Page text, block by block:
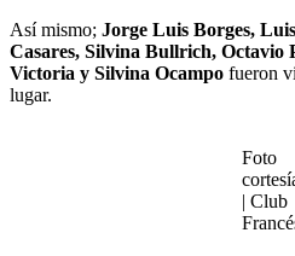
Así mismo; Jorge Luis Borges,
Casares, Silvina Bullrich, Octavio
Victoria y Silvina Ocampo fueron
lugar.
Foto
| Club